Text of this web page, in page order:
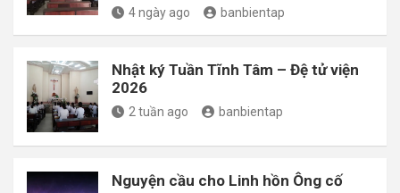
4 ngày ago banbientap
Nhật ký Tuần Tĩnh Tâm – Đệ tử viện
2026
2 tuần ago banbientap
Nguyện cầu cho Linh hồn Ông cố